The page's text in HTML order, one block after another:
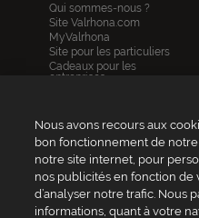
Qui sommes-nous ?
Site Valrhona.com
MyValrhona
Site pour les particuliers
Cadeaux pour les
entreprises
Contactez-nous
Service client
04 75 07 51 51
Du lundi au jeudi : 8h - 18h
Nous avons recours aux
bon fonctionnement de
notre site internet, pour
nos publicités en fonction de
d’analyser notre trafic. Nous
informations, quant à votre